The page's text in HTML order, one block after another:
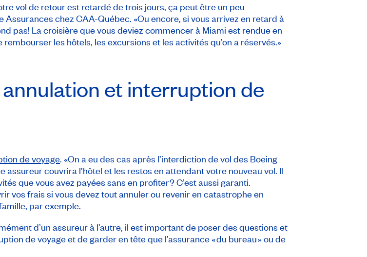
vol de retour est retardé de trois jours, ça peut être un peu
chez CAA-Québec. «Ou encore, si vous arrivez en retard à
pas! La croisière que vous deviez commencer à Miami est rendue en
les hôtels, les excursions et les activités qu’on a réservés.»
et interruption de
de voyage. «On a eu des cas après l’interdiction de vol des Boeing
couvrira l’hôtel et les restos en attendant votre nouveau vol. Il
que vous avez payées sans en profiter? C’est aussi garanti.
vos frais si vous devez tout annuler ou revenir en catastrophe en
par exemple.
d’un assureur à l’autre, il est important de poser des questions et
de voyage et de garder en tête que l’assurance « du bureau » ou de